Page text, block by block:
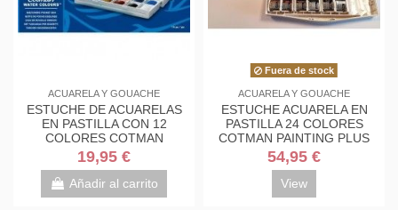
ACUARELA Y GOUACHE
ESTUCHE DE ACUARELAS
EN PASTILLA CON 12
COLORES COTMAN
19,95 €
Añadir al carrito
Fuera de stock
ACUARELA Y GOUACHE
ESTUCHE ACUARELA EN
PASTILLA 24 COLORES
COTMAN PAINTING PLUS
54,95 €
View